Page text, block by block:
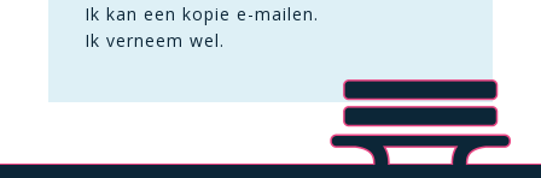
Ik kan een kopie e-mailen.
Ik verneem wel.